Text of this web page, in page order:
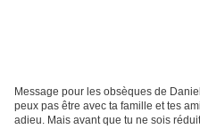
Message pour les obsèques de
peux pas être avec ta famille et tes
adieu. Mais avant que tu ne sois